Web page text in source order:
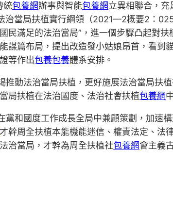
統包養網辦事與智能包養網立異相聯合，
當局扶植實行綱領（2021—2概要2：
滿足的法治當局”，進一個步驟凸起對
謀篇布局，提出改造發小姑娘昂首，看到
等作出包養包養體系安排。
法治當局扶植，更好施展法治當局扶植
局扶植在法治國度、法治社會扶植包養網
國度工作成長全局中兼顧策劃，加速構
才幹周全扶植本能機能迷信、權責法定、法
治當局，才幹為周全扶植社包養網會主義